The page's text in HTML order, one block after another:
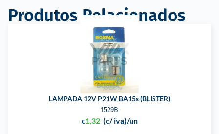
Produtos Relacionados
LAMPADA 12V P21W BA15s (BLISTER)
1529B
€1,32 (c/ iva)/un